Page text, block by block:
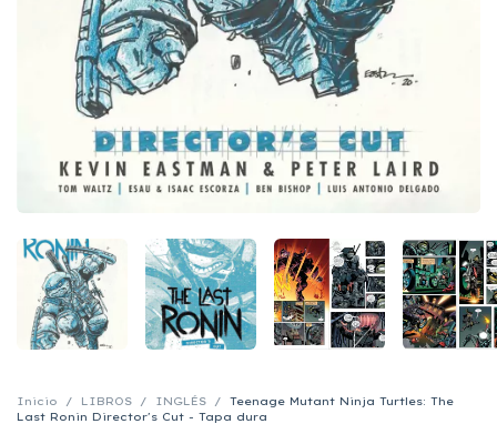
Inicio / LIBROS / INGLÉS /
Teenage Mutant Ninja Turtles: The
Last Ronin Director's Cut - Tapa dura